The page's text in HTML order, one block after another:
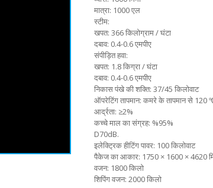
मात्रा: 1000 एल
स्टीम:
खपत: 366 किलोग्राम / घंटा
दबाव: 0.4-0.6 एमपीए
संपीड़ित हवा:
खपत: 1.8 किग्रा / घंटा
दबाव: 0.4-0.6 एमपीए
निकास पंखे की शक्ति: 37/45 किलोवाट
ऑपरेटिंग तापमान: कमरे के तापमान से
आर्द्रता: ≥2%
कच्चे माल का संग्रह: %95%
D70dB.
इलेक्ट्रिक हीटिंग पावर: 100 किलोवाट
पैकेज का आकार: 1750 × 1600 × 4620
वजन: 1800 किलो
शिपिंग वजन: 2000 किलो